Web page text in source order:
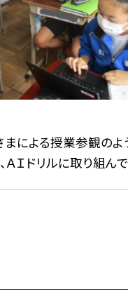
による授業参観のよ
Ｉドリルに取り組んで